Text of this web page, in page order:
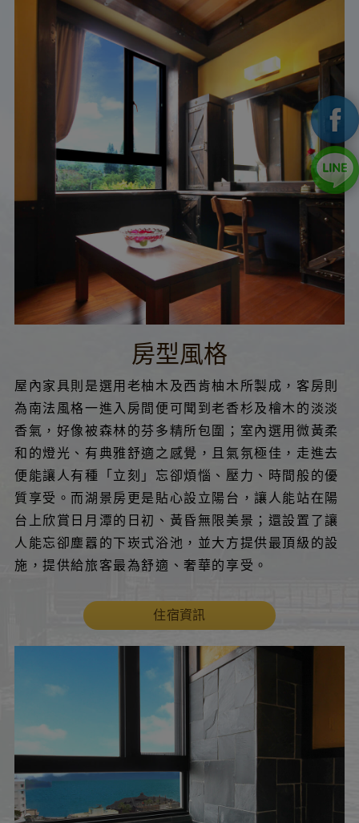
房型風格
屋內家具則是選用老柚木及西肯柚木所製成，客房則
為南法風格一進入房間便可聞到老香杉及檜木的淡淡
香氣，好像被森林的芬多精所包圍；室內選用微黃柔
和的燈光、有典雅舒適之感覺，且氣氛極佳，走進去
便能讓人有種「立刻」忘卻煩惱、壓力、時間般的優
質享受。而湖景房更是貼心設立陽台，讓人能站在陽
台上欣賞日月潭的日初、黃昏無限美景；還設置了讓
人能忘卻塵囂的下崁式浴池，並大方提供最頂級的設
施，提供給旅客最為舒適、奢華的享受。
住宿資訊